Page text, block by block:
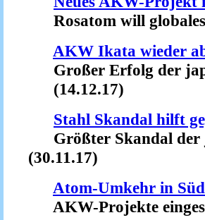
Rosatom will globales
AKW Ikata wieder
Großer Erfolg der
(14.12.17)
Stahl Skandal hilft
Größter Skandal der
(30.11.17)
Atom-Umkehr in
AKW-Projekte